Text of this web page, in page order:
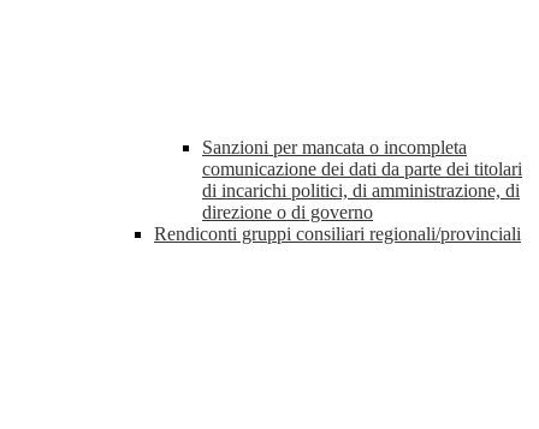
Sanzioni per mancata o incompleta
comunicazione dei dati da parte dei titolari
di incarichi politici, di amministrazione, di
direzione o di governo
Rendiconti gruppi consiliari regionali/provinciali